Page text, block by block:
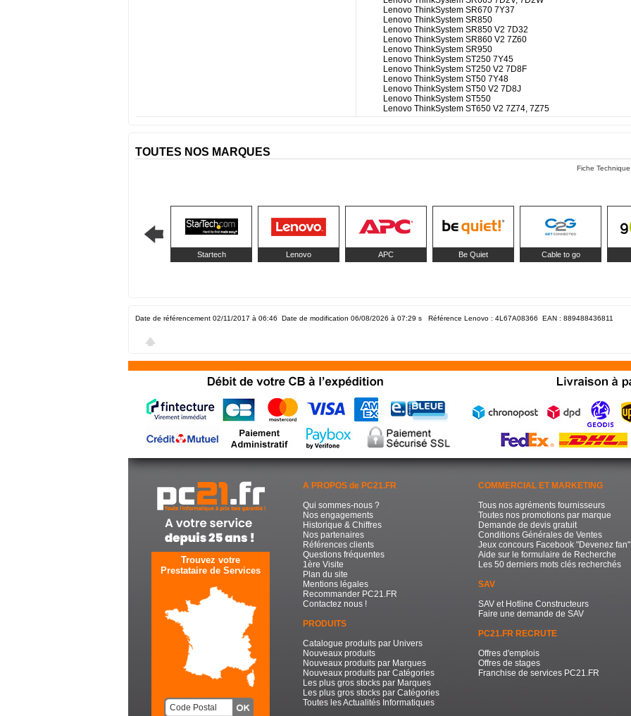
Lenovo ThinkSystem SR670 7Y37
Lenovo ThinkSystem SR850
Lenovo ThinkSystem SR850 V2 7D32
Lenovo ThinkSystem SR860 V2 7Z60
Lenovo ThinkSystem SR950
Lenovo ThinkSystem ST250 7Y45
Lenovo ThinkSystem ST250 V2 7D8F
Lenovo ThinkSystem ST50 7Y48
Lenovo ThinkSystem ST50 V2 7D8J
Lenovo ThinkSystem ST550
Lenovo ThinkSystem ST650 V2 7Z74, 7Z75
TOUTES NOS MARQUES
Fiche Technique
Startech Lenovo APC Be Quiet Cable to go
Date de référencement 02/11/2017 à 06:46 Date de modification 06/08/2026 à 07:29 s Référence Lenovo : 4L67A08366 EAN : 889488436811
Trouvez votre
Prestataire de Services
A PROPOS de PC21.FR
Qui sommes-nous ?
Nos engagements
Historique & Chiffres
Nos partenaires
Références clients
Questions fréquentes
1ère Visite
Plan du site
Mentions légales
Recommander PC21.FR
Contactez nous !
PRODUITS
Catalogue produits par Univers
Nouveaux produits
Nouveaux produits par Marques
Nouveaux produits par Catégories
Les plus gros stocks par Marques
Les plus gros stocks par Catégories
Toutes les Actualités Informatiques
COMMERCIAL ET MARKETING
Tous nos agréments fournisseurs
Toutes nos promotions par marque
Demande de devis gratuit
Conditions Générales de Ventes
Jeux concours Facebook "Devenez fan"
Aide sur le formulaire de Recherche
Les 50 derniers mots clés recherchés
SAV
SAV et Hotline Constructeurs
Faire une demande de SAV
PC21.FR RECRUTE
Offres d'emplois
Offres de stages
Franchise de services PC21.FR